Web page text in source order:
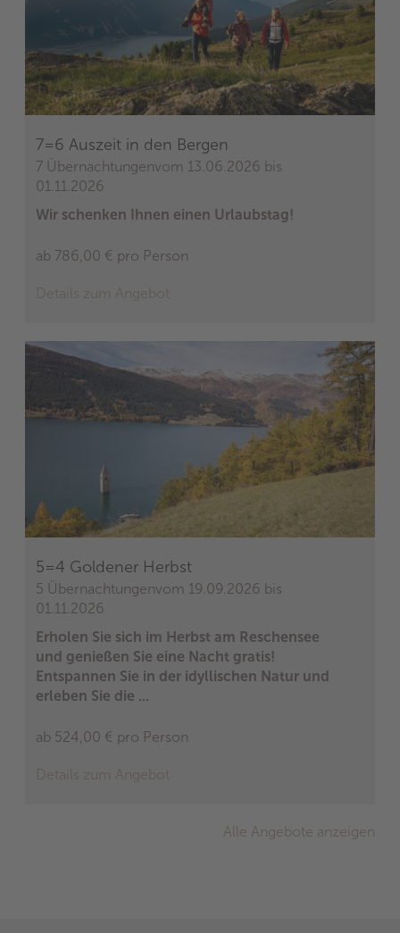
7=6 Auszeit in den Bergen
7 Übernachtungenvom 13.06.2026 bis
01.11.2026
Wir schenken Ihnen einen Urlaubstag!
ab 786,00 € pro Person
Details zum Angebot
5=4 Goldener Herbst
5 Übernachtungenvom 19.09.2026 bis
01.11.2026
Erholen Sie sich im Herbst am Reschensee
und genießen Sie eine Nacht gratis!
Entspannen Sie in der idyllischen Natur und
erleben Sie die ...
ab 524,00 € pro Person
Details zum Angebot
Alle Angebote anzeigen